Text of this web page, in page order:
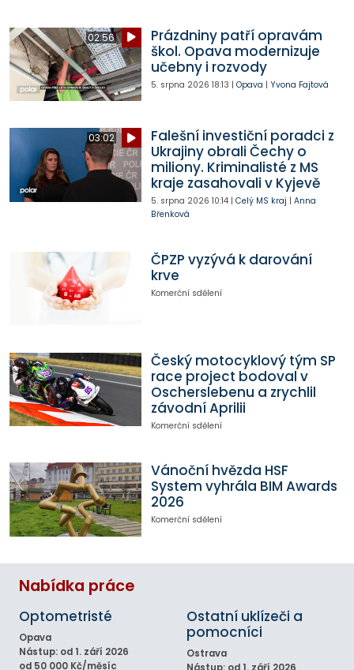
02:56
Prázdniny patří opravám
škol. Opava modernizuje
učebny i rozvody
5. srpna 2026 18:13 | Opava | Yvona Fajtová
03:02
Falešní investiční poradci z
Ukrajiny obrali Čechy o
miliony. Kriminalisté z MS
kraje zasahovali v Kyjevě
5. srpna 2026 10:14| Celý MS kraj | Anna
Břenková
ČPZP vyzývá k darování
krve
Komerční sdělení
Český motocyklový tým SP
race project bodoval v
Oscherslebenu a zrychlil
závodní Aprilii
Komerční sdělení
Vánoční hvězda HSF
System vyhrála BIM Awards
2026
Komerční sdělení
Nabídka práce
Optometristé
Opava
Nástup: od 1. září 2026
od 50 000 Kč/měsíc
Ostatní uklízeči a
pomocníci
Ostrava